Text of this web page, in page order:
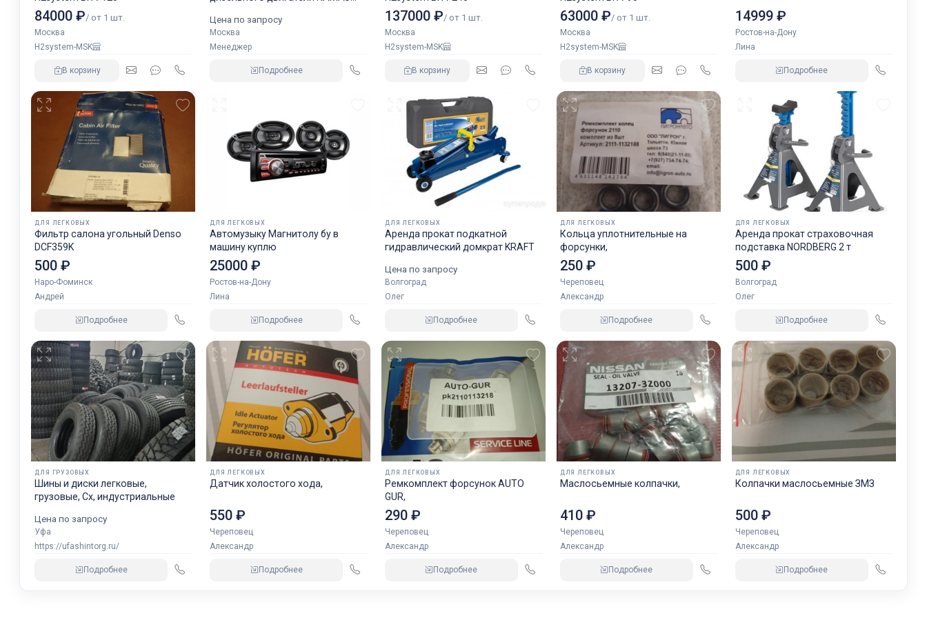
84000 ₽/ от 1 шт.
Москва
H2system-MSK
В корзину
Цена по запросу
Москва
Менеджер
Подробнее
137000 ₽/ от 1 шт.
Москва
H2system-MSK
В корзину
63000 ₽/ от 1 шт.
Москва
H2system-MSK
В корзину
14999 ₽
Ростов-на-Дону
Лина
Подробнее
ДЛЯ ЛЕГКОВЫХ
Фильтр салона угольный Denso
DCF359K
500 ₽
Наро-Фоминск
Андрей
Подробнее
ДЛЯ ЛЕГКОВЫХ
Автомузыку Магнитолу бу в
машину куплю
25000 ₽
Ростов-на-Дону
Лина
Подробнее
ДЛЯ ЛЕГКОВЫХ
Аренда прокат подкатной
гидравлический домкрат KRAFT
Цена по запросу
Волгоград
Олег
Подробнее
ДЛЯ ЛЕГКОВЫХ
Кольца уплотнительные на
форсунки,
250 ₽
Череповец
Александр
Подробнее
ДЛЯ ЛЕГКОВЫХ
Аренда прокат страховочная
подставка NORDBERG 2 т
500 ₽
Волгоград
Олег
Подробнее
ДЛЯ ГРУЗОВЫХ
Шины и диски легковые,
грузовые, Сх, индустриальные
Цена по запросу
Уфа
https://ufashintorg.ru/
Подробнее
ДЛЯ ЛЕГКОВЫХ
Датчик холостого хода,
550 ₽
Череповец
Александр
Подробнее
ДЛЯ ЛЕГКОВЫХ
Ремкомплект форсунок AUTO
GUR,
290 ₽
Череповец
Александр
Подробнее
ДЛЯ ЛЕГКОВЫХ
Маслосьемные колпачки,
410 ₽
Череповец
Александр
Подробнее
ДЛЯ ЛЕГКОВЫХ
Колпачки маслосьемные ЗМЗ
500 ₽
Череповец
Александр
Подробнее